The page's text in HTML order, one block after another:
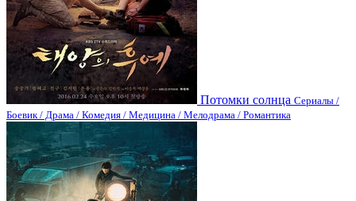
Потомки солнца Сериалы /
Боевик / Драма / Комедия / Медицина / Мелодрама / Романтика